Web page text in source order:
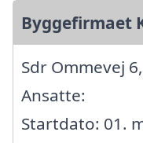
Byggefirmaet
Sdr Ommevej
Ansatte:
Startdato: 01.